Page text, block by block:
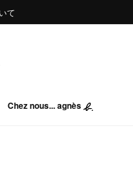
て
て
て
Chez nous... agnès